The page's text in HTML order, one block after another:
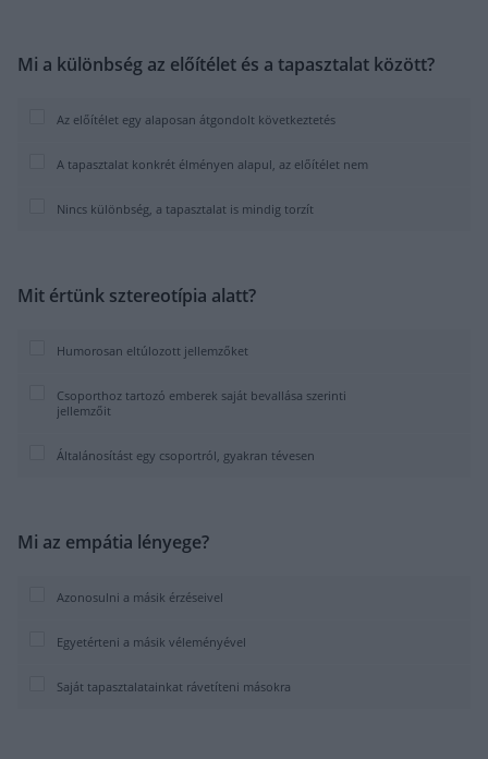
Mi a különbség az előítélet és a tapasztalat között?
Az előítélet egy alaposan átgondolt következtetés
A tapasztalat konkrét élményen alapul, az előítélet nem
Nincs különbség, a tapasztalat is mindig torzít
Mit értünk sztereotípia alatt?
Humorosan eltúlozott jellemzőket
Csoporthoz tartozó emberek saját bevallása szerinti
jellemzőit
Általánosítást egy csoportról, gyakran tévesen
Mi az empátia lényege?
Azonosulni a másik érzéseivel
Egyetérteni a másik véleményével
Saját tapasztalatainkat rávetíteni másokra